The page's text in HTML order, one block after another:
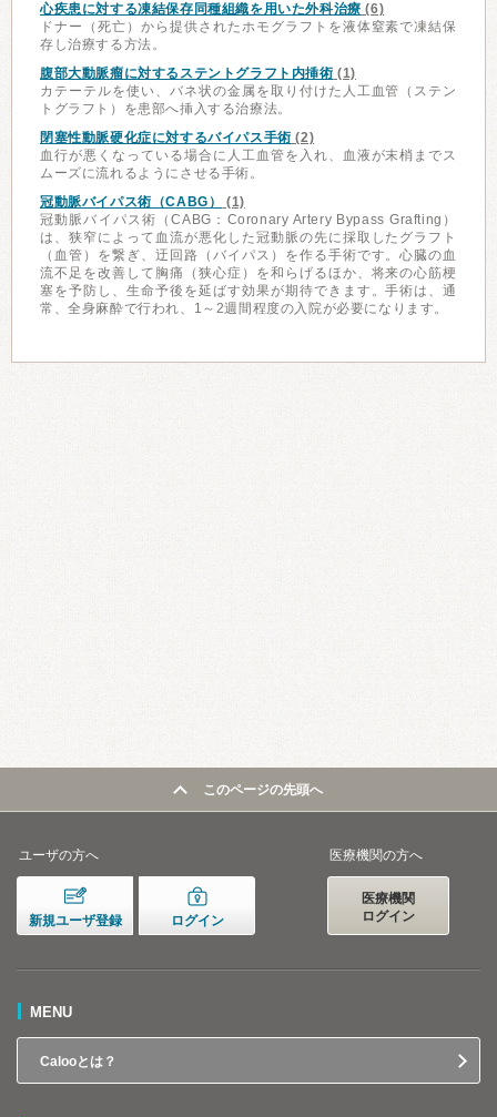
心疾患に対する凍結保存同種組織を用いた外科治療 (6)
ドナー（死亡）から提供されたホモグラフトを液体窒素で凍結保
存し治療する方法。
腹部大動脈瘤に対するステントグラフト内挿術 (1)
カテーテルを使い、バネ状の金属を取り付けた人工血管（ステン
トグラフト）を患部へ挿入する治療法。
閉塞性動脈硬化症に対するバイパス手術 (2)
血行が悪くなっている場合に人工血管を入れ、血液が末梢までス
ムーズに流れるようにさせる手術。
冠動脈バイパス術（CABG）
(1)
冠動脈バイパス術（CABG：Coronary Artery Bypass Grafting）
は、狭窄によって血流が悪化した冠動脈の先に採取したグラフト
（血管）を繋ぎ、迂回路（バイパス）を作る手術です。心臓の血
流不足を改善して胸痛（狭心症）を和らげるほか、将来の心筋梗
塞を予防し、生命予後を延ばす効果が期待できます。手術は、通
常、全身麻酔で行われ、1～2週間程度の入院が必要になります。
このページの先頭へ
ユーザの方へ
新規ユーザ登録 ログイン
医療機関の方へ
医療機関
ログイン
MENU
Calooとは？